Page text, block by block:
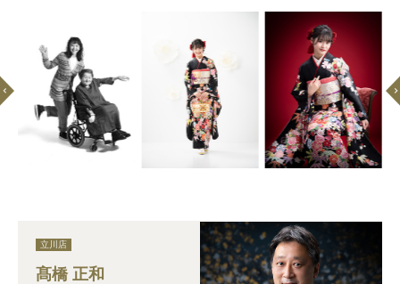
立川店
髙橋 正和